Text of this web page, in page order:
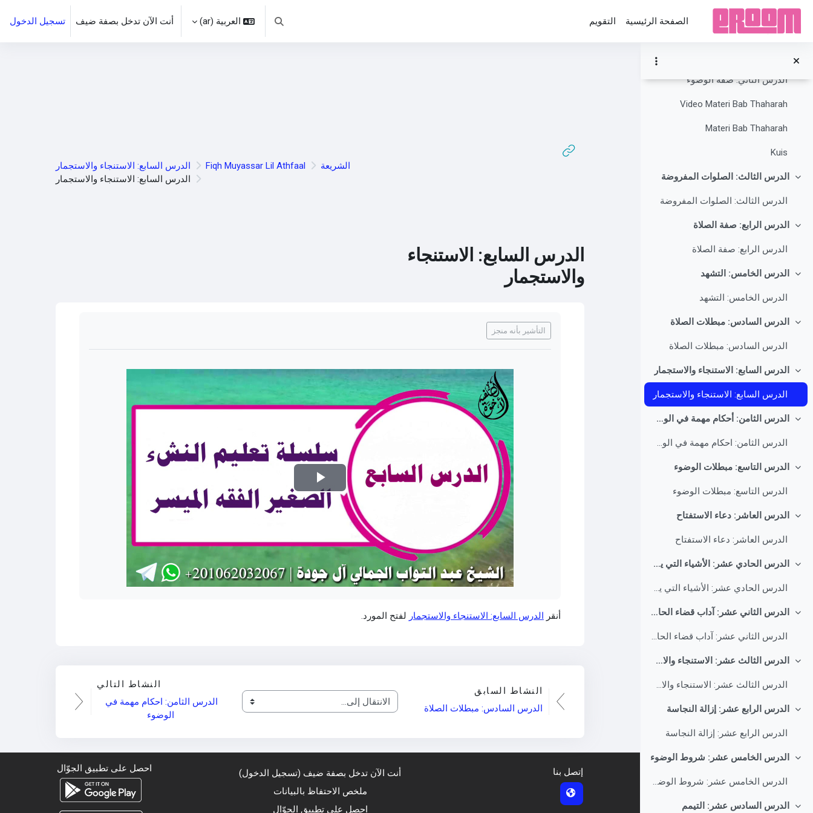
تخطى إلى المحتوى الرئيسي
الصفحة الرئيسية
التقويم
تبديل إدخال البحث
العربية ‎(ar)‎ أنت الآن تدخل بصفة ضيف تسجيل الدخول
الطهارة
Kamus Fiqih
طي
الدرس الثاني: صفة الوضوء
Video Materi Bab Thaharah
Materi Bab Thaharah
Kuis
طي
الدرس الثالث: الصلوات المفروضة
الدرس الثالث: الصلوات المفروضة
طي
الدرس الرابع: صفة الصلاة
الدرس الرابع: صفة الصلاة
طي
الدرس الخامس: التشهد
الدرس الخامس: التشهد
طي
الدرس السادس: مبطلات الصلاة
الدرس السادس: مبطلات الصلاة
طي
الدرس السابع: الاستنجاء والاستجمار
الدرس السابع: الاستنجاء والاستجمار
طي
الدرس الثامن: أحكام مهمة في الوضوء
الدرس الثامن: احكام مهمة في الوضوء
طي
الدرس التاسع: مبطلات الوضوء
الدرس التاسع: مبطلات الوضوء
طي
الدرس العاشر: دعاء الاستفتاح
الدرس العاشر: دعاء الاستفتاح
طي
الدرس الحادي عشر: الأشياء التي يستعاذ منها في جلسة التشهد
الدرس الحادي عشر: الأشياء التي يستعاذ منها في جلسة التشهد
طي
الدرس الثاني عشر: آداب قضاء الحاجة
الدرس الثاني عشر: آداب قضاء الحاجة
طي
الدرس الثالث عشر: الاستنجاء والاستجمار (القسم الثاني)
الدرس الثالث عشر: الاستنجاء والاستجمار (القسم الثاني)
طي
الدرس الرابع عشر: إزالة النجاسة
الدرس الرابع عشر: إزالة النجاسة
طي
الدرس الخامس عشر: شروط الوضوء
الدرس الخامس عشر: شروط الوضوء
الدرس السادس عشر: التيمم
الدرس السابع: الاستنجاء
والاستجمار
الشريعة Fiqh Muyassar Lil Athfaal
الدرس السابع: الاستنجاء والاستجمار
الدرس السابع: الاستنجاء والاستجمار
التأشير بأنه منجز
تشغيل
الفيديو
أنقر الدرس السابع: الاستنجاء والاستجمار لفتح المورد.
النشاط السابق
الدرس السادس: مبطلات الصلاة
الانتقال إلى...
النشاط التالي
الوضوء
إتصل بنا أنت الآن تدخل بصفة ضيف (تسجيل الدخول)
ملخص الاحتفاظ بالبيانات
احصل على تطبيق الجوّال
احصل على تطبيق الجوّال